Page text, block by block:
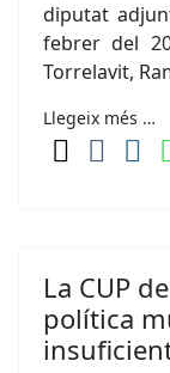
diputat
febrer del
Torrelavit,
Llegeix més …
La CUP
política